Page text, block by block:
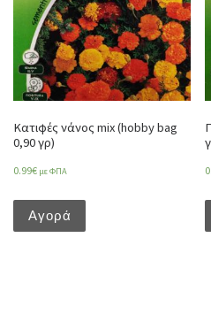
Κατιφές νάνος mix (hobby bag
0,90 γρ)
0.99€ με ΦΠΑ
Αγορά